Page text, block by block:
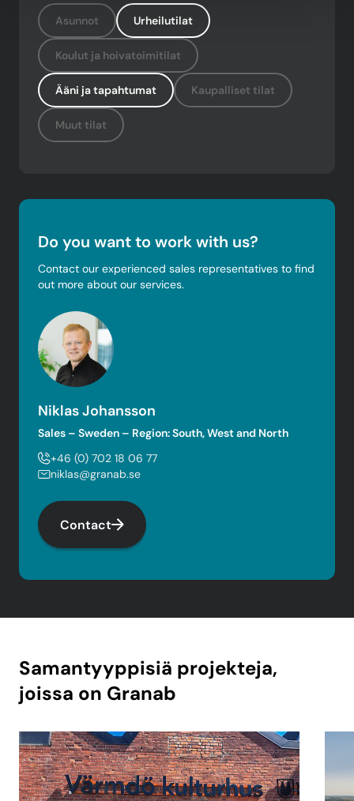
Asunnot Urheilutilat
Koulut ja hoivatoimitilat
Ääni ja tapahtumat Kaupalliset tilat
Muut tilat
Do you want to work with us?
Contact our experienced sales representatives to find
out more about our services.
Niklas Johansson
Sales – Sweden – Region: South, West and North
+46 (0) 702 18 06 77
niklas@granab.se
Contact
Samantyyppisiä projekteja,
joissa on Granab